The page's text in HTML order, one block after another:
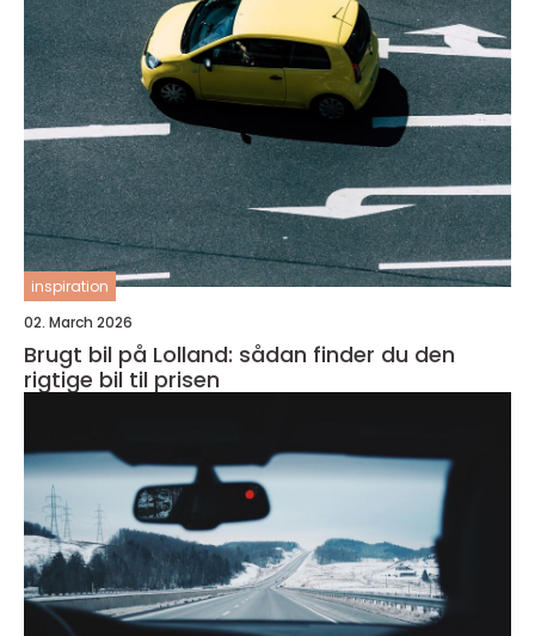
inspiration
02. March 2026
Brugt bil på Lolland: sådan finder du den
rigtige bil til prisen